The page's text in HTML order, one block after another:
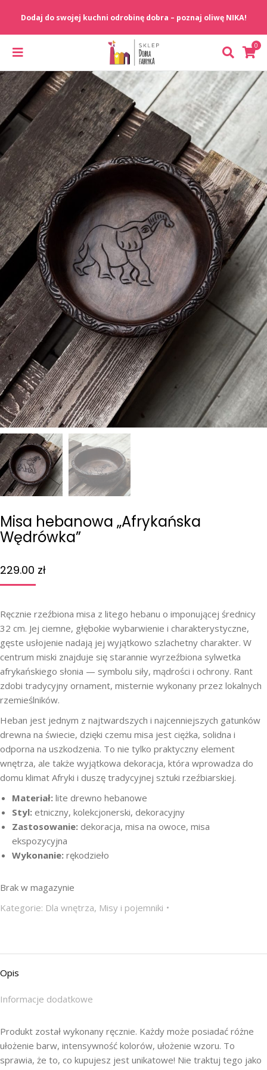
Misa hebanowa „Afrykańska
Wędrówka”
229.00 zł
Ręcznie rzeźbiona misa z litego hebanu o imponującej średnicy
32 cm. Jej ciemne, głębokie wybarwienie i charakterystyczne,
gęste usłojenie nadają jej wyjątkowo szlachetny charakter. W
centrum miski znajduje się starannie wyrzeźbiona sylwetka
afrykańskiego słonia — symbolu siły, mądrości i ochrony. Rant
zdobi tradycyjny ornament, misternie wykonany przez lokalnych
rzemieślników.
Heban jest jednym z najtwardszych i najcenniejszych gatunków
drewna na świecie, dzięki czemu misa jest ciężka, solidna i
odporna na uszkodzenia. To nie tylko praktyczny element
wnętrza, ale także wyjątkowa dekoracja, która wprowadza do
domu klimat Afryki i duszę tradycyjnej sztuki rzeźbiarskiej.
Materiał: lite drewno hebanowe
Styl: etniczny, kolekcjonerski, dekoracyjny
Zastosowanie: dekoracja, misa na owoce, misa
ekspozycyjna
Wykonanie: rękodzieło
Brak w magazynie
Kategorie: Dla wnętrza, Misy i pojemniki
Opis
Informacje dodatkowe
Produkt został wykonany ręcznie. Każdy może posiadać różne
ułożenie barw, intensywność kolorów, ułożenie wzoru. To
sprawia, że to, co kupujesz jest unikatowe! Nie traktuj tego jako